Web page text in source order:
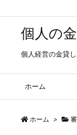
個人の
個人経営の金貸
ホーム
ホーム >